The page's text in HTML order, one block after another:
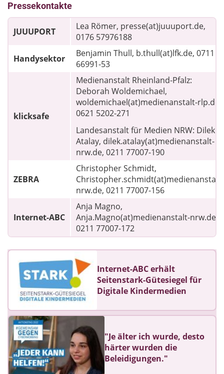
Pressekontakte
JUUUPORT
Lea Römer, presse(at)juuuport.de,
0176 57976188
Handysektor
Benjamin Thull, b.thull(at)lfk.de, 0711
66991-53
klicksafe
Medienanstalt Rheinland-Pfalz:
Deborah Woldemichael,
woldemichael(at)medienanstalt-rlp.de,
0621 5202-271
Landesanstalt für Medien NRW: Dilek
Atalay, dilek.atalay(at)medienanstalt-
nrw.de, 0211 77007-190
ZEBRA
Christopher Schmidt,
Christopher.schmidt(at)medienanstalt-
nrw.de, 0211 77007-156
Internet-ABC
Anja Magno,
Anja.Magno(at)medienanstalt-nrw.de,
0211 77007-172
Internet-ABC erhält
Seitenstark-Gütesiegel für
Digitale Kindermedien
"Je älter ich wurde, desto
härter wurden die
Beleidigungen."